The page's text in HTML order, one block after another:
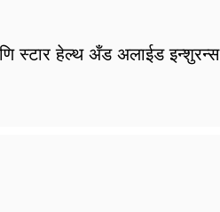
स्टार हेल्थ अँड अलाईड इन्शुरन्स